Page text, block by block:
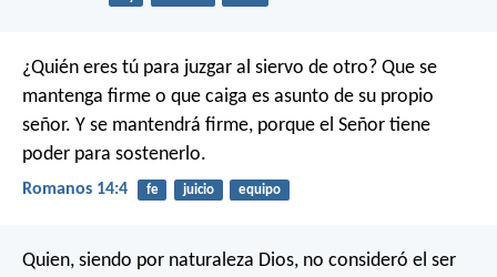
¿Quién eres tú para juzgar al siervo de otro? Que se
mantenga firme o que caiga es asunto de su propio
señor. Y se mantendrá firme, porque el Señor tiene
poder para sostenerlo.
Romanos 14:4 fe juicio equipo
Quien, siendo por naturaleza Dios, no consideró el ser